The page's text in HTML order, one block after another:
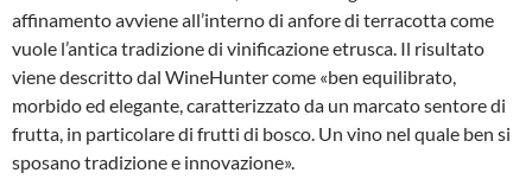
affinamento avviene all’interno di anfore di terracotta come
vuole l’antica tradizione di vinificazione etrusca. Il risultato
viene descritto dal WineHunter come «ben equilibrato,
morbido ed elegante, caratterizzato da un marcato sentore di
frutta, in particolare di frutti di bosco. Un vino nel quale ben si
sposano tradizione e innovazione».